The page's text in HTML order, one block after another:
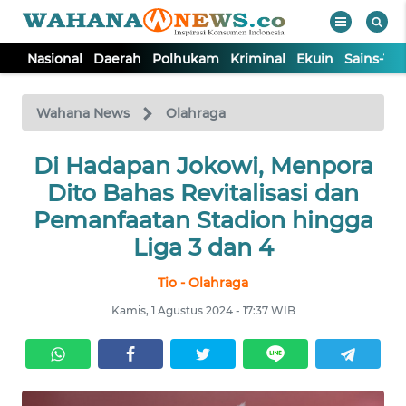
Nasional Daerah Polhukam Kriminal Ekuin Sains-
Wahana News Olahraga
Di Hadapan Jokowi, Menpora
Dito Bahas Revitalisasi dan
Pemanfaatan Stadion hingga
Liga 3 dan 4
Tio - Olahraga
Kamis, 1 Agustus 2024 - 17:37 WIB
TV
Tutup
NASIONAL
DAERAH
EKUIN